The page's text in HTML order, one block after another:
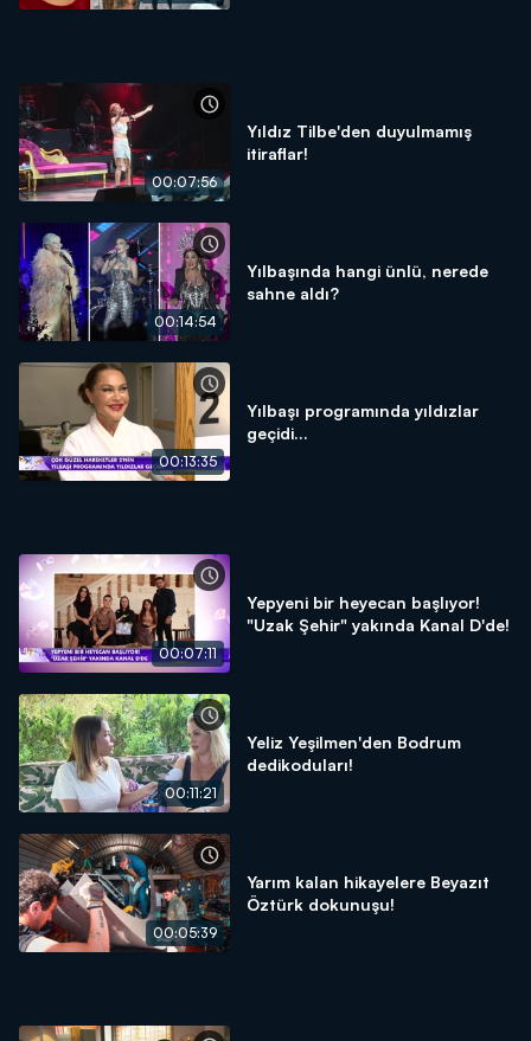
00:07:56
Yıldız Tilbe'den duyulmamış
itiraflar!
00:14:54
Yılbaşında hangi ünlü, nerede
sahne aldı?
00:13:35
Yılbaşı programında yıldızlar
geçidi...
00:07:11
Yepyeni bir heyecan başlıyor!
"Uzak Şehir" yakında Kanal D'de!
00:11:21
Yeliz Yeşilmen'den Bodrum
dedikoduları!
00:05:39
Yarım kalan hikayelere Beyazıt
Öztürk dokunuşu!